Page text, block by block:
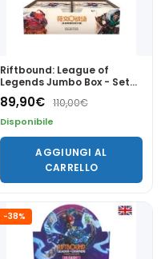
Riftbound: League of
Legends Jumbo Box - Set
Two: Spiritforged CHN
89,90€ 110,00€
Disponibile
AGGIUNGI AL
CARRELLO
-38%